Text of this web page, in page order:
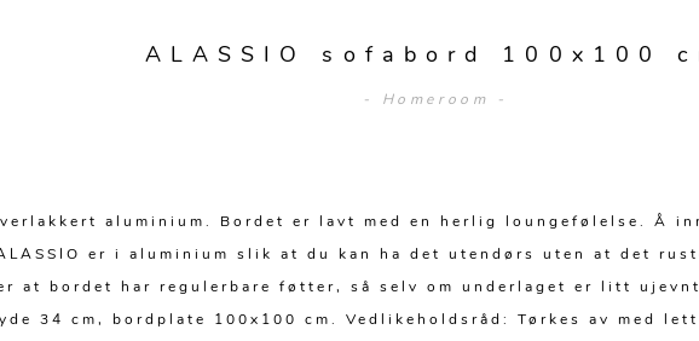
ALASSIO sofabord 100x100
- Homeroom -
aluminium. Bordet er lavt med en herlig loungefølelse. Å
er i aluminium slik at du kan ha det utendørs uten at det
at bordet har regulerbare føtter, så selv om underlaget er litt
34 cm, bordplate 100x100 cm. Vedlikeholdsråd: Tørkes av med